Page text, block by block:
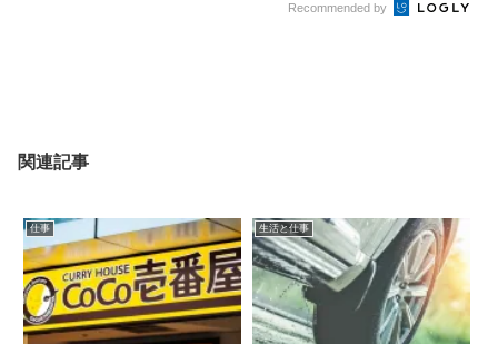
Recommended by
関連記事
仕事 生活と仕事